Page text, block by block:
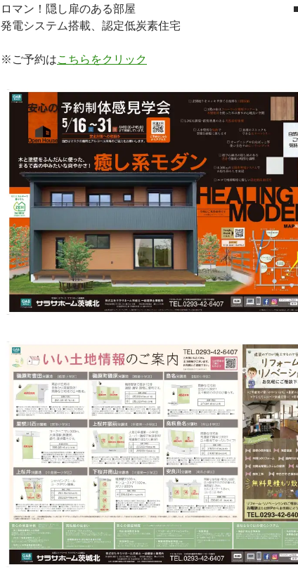
ロマン！隠し扉のある部屋 ■太
発電システム搭載、認定低炭素住宅
※ご予約はこちらをクリック